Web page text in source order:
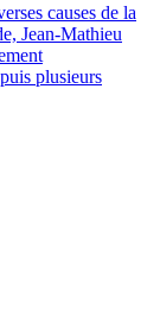
causes de la
Jean-Mathieu
plusieurs